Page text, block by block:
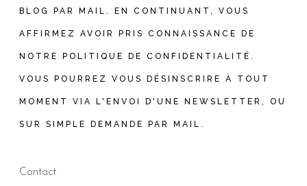
BLOG PAR MAIL. EN CONTINUANT, VOUS
AFFIRMEZ AVOIR PRIS CONNAISSANCE DE
NOTRE POLITIQUE DE CONFIDENTIALITÉ.
VOUS POURREZ VOUS DÉSINSCRIRE À TOUT
MOMENT VIA L'ENVOI D'UNE NEWSLETTER, OU
SUR SIMPLE DEMANDE PAR MAIL.
Contact